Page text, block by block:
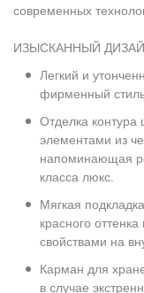
современных
ИЗЫСКАННЫЙ
Легкий и
фирменный
Отделка
элементами из
напоминающая
класса люкс.
Мягкая
красного
свойствами на
Карман для
в случае